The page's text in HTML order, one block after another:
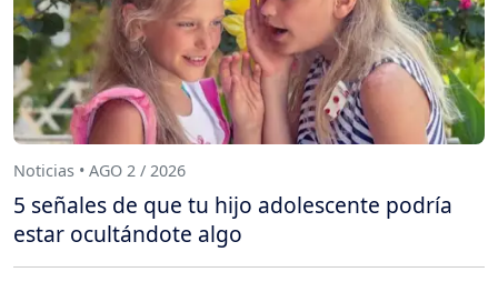
Noticias • AGO 2 / 2026
5 señales de que tu hijo adolescente podría
estar ocultándote algo